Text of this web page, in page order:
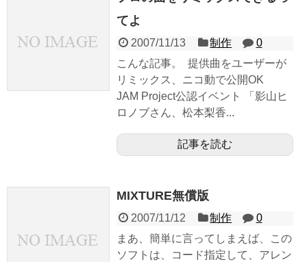
てよ
2007/11/13 制作
0
こんな記事。 提供曲をユーザーが
リミックス、ニコ動で公開OK
JAM Project公認イベント 「影山ヒ
ロノブさん、松本梨香...
記事を読む
MIXTURE無償版
2007/11/12 制作
0
まあ、簡単に言ってしまえば、この
ソフトは、コード指定して、アレン